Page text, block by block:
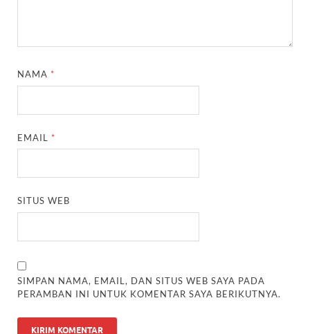
NAMA *
EMAIL *
SITUS WEB
SIMPAN NAMA, EMAIL, DAN SITUS WEB SAYA PADA
PERAMBAN INI UNTUK KOMENTAR SAYA BERIKUTNYA.